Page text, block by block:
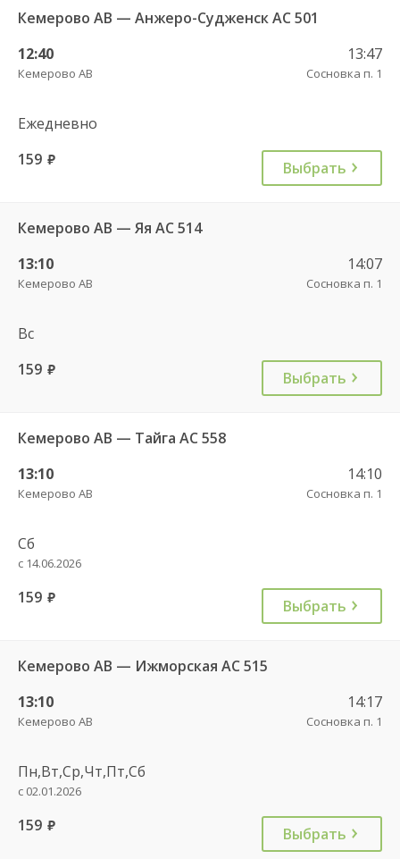
Кемерово АВ — Анжеро-Судженск АС 501
12:40
Кемерово АВ
13:47
Сосновка п. 1
Ежедневно
159 руб. Выбрать
Кемерово АВ — Яя АС 514
13:10
Кемерово АВ
14:07
Сосновка п. 1
Вс
159 руб. Выбрать
Кемерово АВ — Тайга АС 558
13:10
Кемерово АВ
14:10
Сосновка п. 1
Сб
с 14.06.2026
159 руб. Выбрать
Кемерово АВ — Ижморская АС 515
13:10
Кемерово АВ
14:17
Сосновка п. 1
Пн,Вт,Ср,Чт,Пт,Сб
с 02.01.2026
159 руб. Выбрать